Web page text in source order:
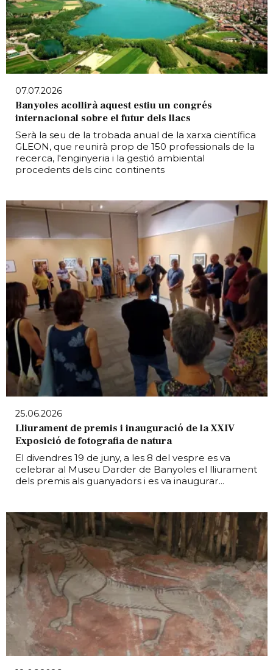
07.07.2026
Banyoles acollirà aquest estiu un congrés
internacional sobre el futur dels llacs
Serà la seu de la trobada anual de la xarxa científica
GLEON, que reunirà prop de 150 professionals de la
recerca, l'enginyeria i la gestió ambiental
procedents dels cinc continents
25.06.2026
Lliurament de premis i inauguració de la XXIV
Exposició de fotografia de natura
El divendres 19 de juny, a les 8 del vespre es va
celebrar al Museu Darder de Banyoles el lliurament
dels premis als guanyadors i es va inaugurar...